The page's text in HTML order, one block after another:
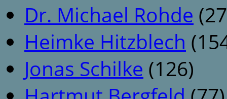
Dr. Michael Rohde
Heimke Hitzblech
Jonas Schilke (126)